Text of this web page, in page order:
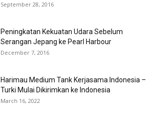
September 28, 2016
Peningkatan Kekuatan Udara Sebelum
Serangan Jepang ke Pearl Harbour
December 7, 2016
Harimau Medium Tank Kerjasama Indonesia –
Turki Mulai Dikirimkan ke Indonesia
March 16, 2022